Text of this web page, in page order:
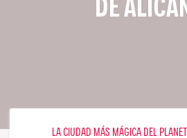
DE
LA CIUDAD MÁS MÁGICA DEL